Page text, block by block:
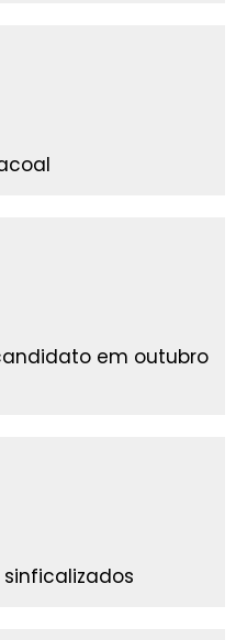
em outubro
sinficalizados